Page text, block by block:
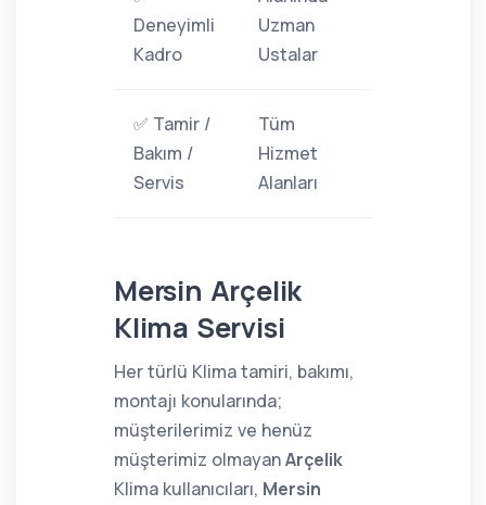
Deneyimli
Kadro
Uzman
Ustalar
✅ Tamir /
Bakım /
Servis
Tüm
Hizmet
Alanları
Mersin Arçelik
Klima Servisi
Her türlü Klima tamiri, bakımı,
montajı konularında;
müşterilerimiz ve henüz
müşterimiz olmayanArçelik
Klima kullanıcıları, Mersin